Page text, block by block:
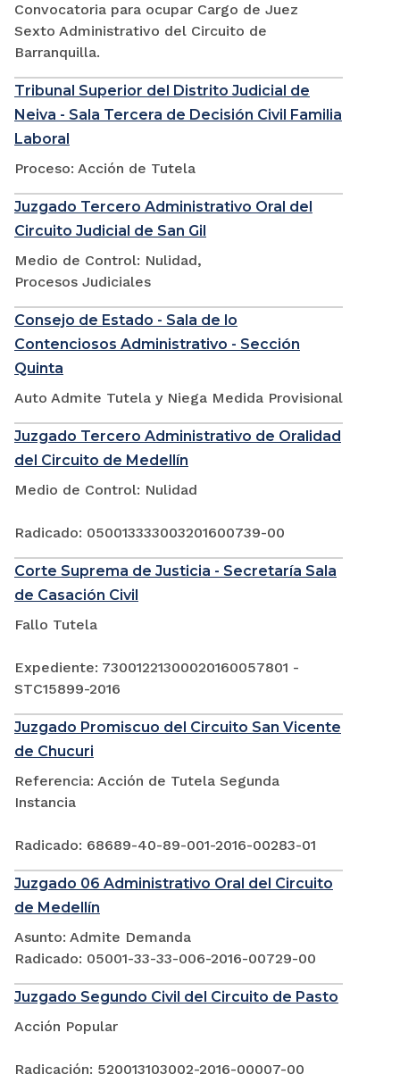
Convocatoria para ocupar Cargo de Juez
Sexto Administrativo del Circuito de
Barranquilla.
Tribunal Superior del Distrito Judicial de
Neiva - Sala Tercera de Decisión Civil Familia
Laboral
Proceso: Acción de Tutela
Juzgado Tercero Administrativo Oral del
Circuito Judicial de San Gil
Medio de Control: Nulidad,
Procesos Judiciales
Consejo de Estado - Sala de lo
Contenciosos Administrativo - Sección
Quinta
Auto Admite Tutela y Niega Medida Provisional
Juzgado Tercero Administrativo de Oralidad
del Circuito de Medellín
Medio de Control: Nulidad
Radicado: 050013333003201600739-00
Corte Suprema de Justicia - Secretaría Sala
de Casación Civil
Fallo Tutela
Expediente: 73001221300020160057801 -
STC15899-2016
Juzgado Promiscuo del Circuito San Vicente
de Chucuri
Referencia: Acción de Tutela Segunda
Instancia
Radicado: 68689-40-89-001-2016-00283-01
Juzgado 06 Administrativo Oral del Circuito
de Medellín
Asunto: Admite Demanda
Radicado: 05001-33-33-006-2016-00729-00
Juzgado Segundo Civil del Circuito de Pasto
Acción Popular
Radicación: 520013103002-2016-00007-00